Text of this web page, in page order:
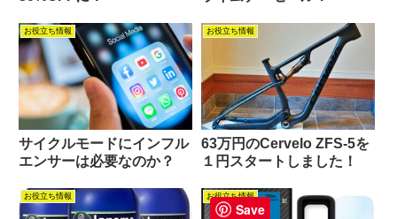
お役立ち情報
サイクルモードにインフル
エンサーは必要なのか？
お役立ち情報
63万円のCervelo ZFS-5を
１円スタートしました！
お役立ち情報 お役立ち情報
Save